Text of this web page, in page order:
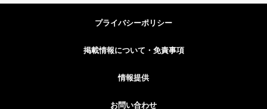
プライバシーポリシー
掲載情報について・免責事項
情報提供
お問い合わせ